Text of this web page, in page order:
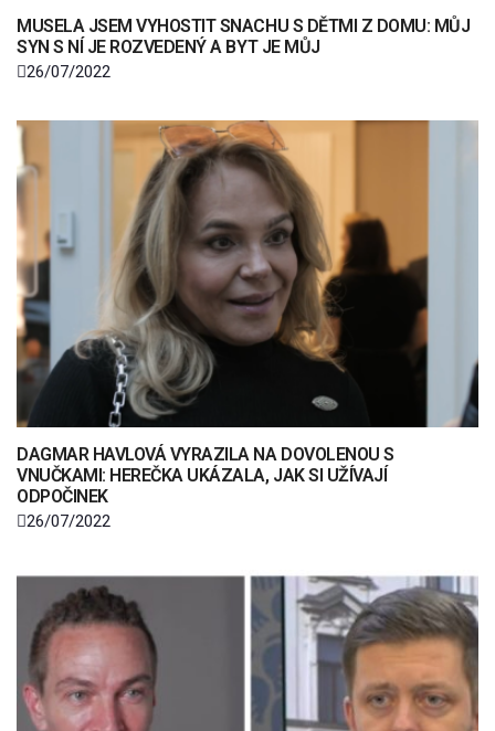
MUSELA JSEM VYHOSTIT SNACHU S DĚTMI Z DOMU: MŮJ
SYN S NÍ JE ROZVEDENÝ A BYT JE MŮJ
26/07/2022
DAGMAR HAVLOVÁ VYRAZILA NA DOVOLENOU S
VNUČKAMI: HEREČKA UKÁZALA, JAK SI UŽÍVAJÍ
ODPOČINEK
26/07/2022